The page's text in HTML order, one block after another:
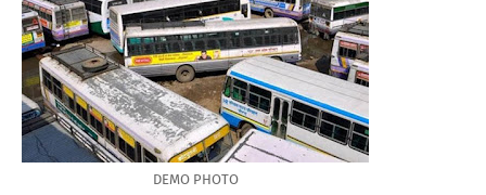
DEMO PHOTO